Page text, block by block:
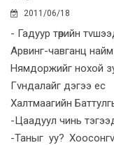
2011/06/18
- Гадуур төрийн
Арвинг-чавганц найм
Нямдоржийг нохой
Гvндалайг дэгээ ес
Халтмаагийн
-Цаадуул чинь
-Таныг уу?